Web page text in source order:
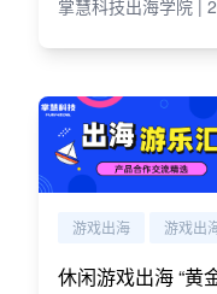
掌慧科技出海学院 |
游戏出海 游戏出
休闲游戏出海 “黄